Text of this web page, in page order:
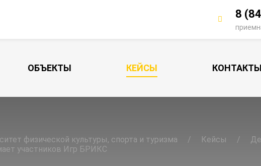
8
ОБЪЕКТЫ КЕЙСЫ КОНТАКТЫ
физической культуры, спорта и туризма Кейсы
участников Игр БРИКС